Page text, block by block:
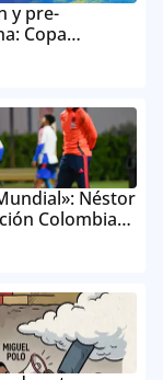
y pre-
Copa
Néstor
Colombia